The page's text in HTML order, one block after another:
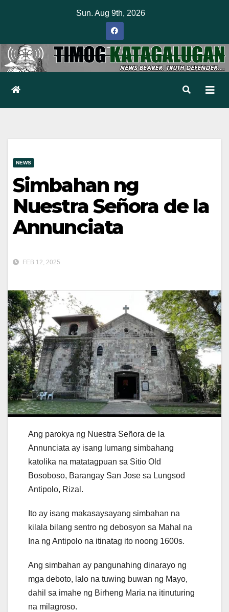
Sun. Aug 9th, 2026
NEWS
Simbahan ng
Nuestra Señora de la
Annunciata
FEB 12, 2025
Ang parokya ng Nuestra Señora de la
Annunciata ay isang lumang simbahang
katolika na matatagpuan sa Sitio Old
Bosoboso, Barangay San Jose sa Lungsod
Antipolo, Rizal.
Ito ay isang makasaysayang simbahan na
kilala bilang sentro ng debosyon sa Mahal na
Ina ng Antipolo na itinatag ito noong 1600s.
Ang simbahan ay pangunahing dinarayo ng
mga deboto, lalo na tuwing buwan ng Mayo,
dahil sa imahe ng Birheng Maria na itinuturing
na milagroso.